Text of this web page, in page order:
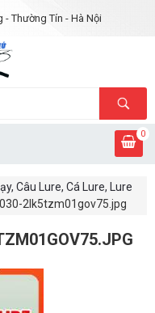
- Thường Tín - Hà Nội
0
Câu Lure, Cá Lure, Lure
2lk5tzm01gov75.jpg